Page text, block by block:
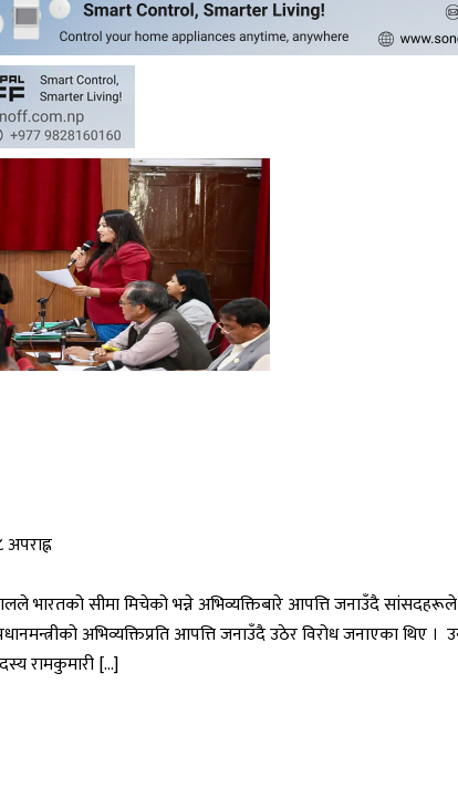
भारतको सीमा मिचेको भन्ने अभिव्यक्तिबारे आपत्ति जनाउँदै
अभिव्यक्तिप्रति आपत्ति जनाउँदै उठेर विरोध जनाएका थिए
रामकुमारी […]